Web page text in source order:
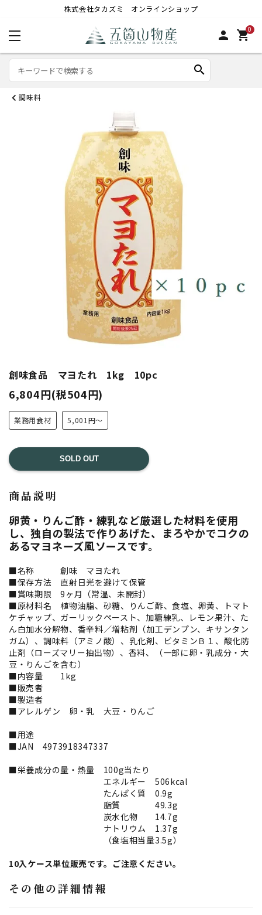
株式会社タカズミ オンラインショップ
person 0
shopping_cart
search
調味料
創味食品 マヨたれ 1kg 10pc
6,804円(税504円)
業務用食材 5,001円～
SOLD OUT
商品説明
卵黄・りんご酢・練乳など厳選した材料を使用
し、独自の製法で作りあげた、まろやかでコクの
あるマヨネーズ風ソースです。
■名称 創味 マヨたれ
■保存方法 直射日光を避けて保管
■賞味期限 9ヶ月（常温、未開封）
■原材料名 植物油脂、砂糖、りんご酢、食塩、卵黄、トマト
ケチャップ、ガーリックペースト、加糖練乳、レモン果汁、た
ん白加水分解物、香辛料／増粘剤（加工デンプン、キサンタン
ガム）、調味料（アミノ酸）、乳化剤、ビタミンＢ１、酸化防
止剤（ローズマリー抽出物）、香料、（一部に卵・乳成分・大
豆・りんごを含む）
■内容量 1kg
■販売者
■製造者
■アレルゲン 卵・乳 大豆・りんご
■用途
■JAN 4973918347337
■栄養成分の量・熱量 100g当たり
エネルギー 506kcal
たんぱく質 0.9g
脂質 49.3g
炭水化物 14.7g
ナトリウム 1.37g
（食塩相当量3.5g）
10入ケース単位販売です。ご注意ください。
その他の詳細情報